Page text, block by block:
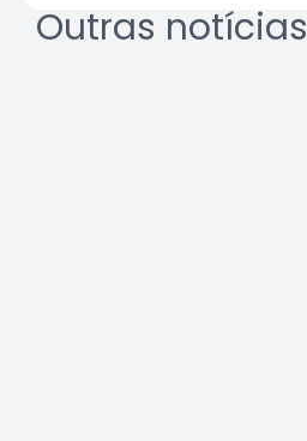
Outras notícias